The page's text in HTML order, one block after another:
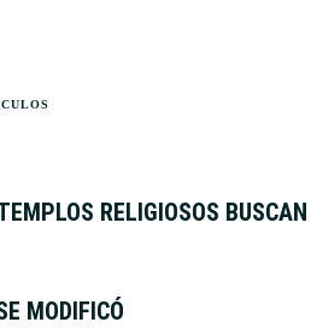
RELIGIOSOS
MODIFICÓ